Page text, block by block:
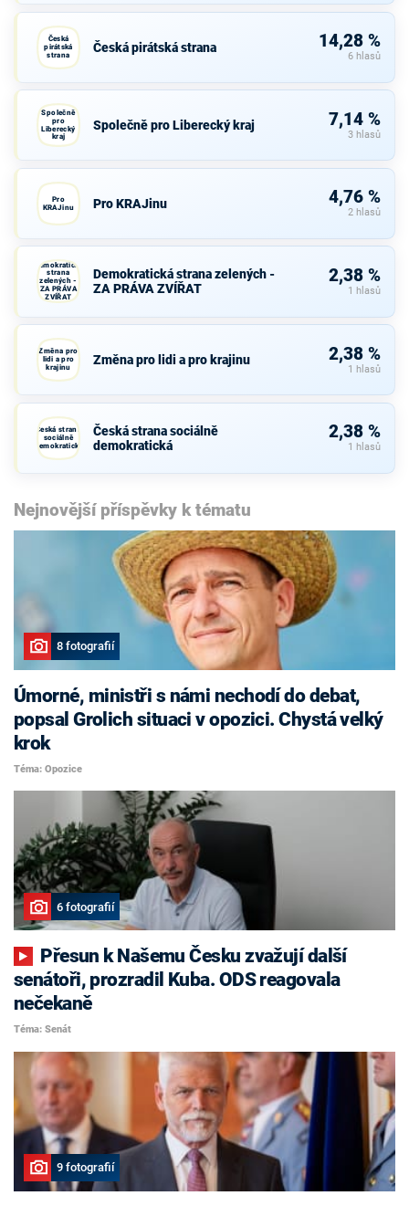
Česká
pirátská
strana
Česká pirátská strana 14,28 %
6 hlasů
Společně
pro
Liberecký
kraj
Společně pro Liberecký kraj 7,14 %
3 hlasů
Pro
KRAJinu
Pro KRAJinu 4,76 %
2 hlasů
Demokratická
strana
zelených -
ZA PRÁVA
ZVÍŘAT
Demokratická strana zelených -
ZA PRÁVA ZVÍŘAT
2,38 %
1 hlasů
Změna pro
lidi a pro
krajinu
Změna pro lidi a pro krajinu 2,38 %
1 hlasů
Česká strana
sociálně
demokratická
Česká strana sociálně
demokratická
2,38 %
1 hlasů
Nejnovější příspěvky k tématu
8 fotografií
Úmorné, ministři s námi nechodí do debat,
popsal Grolich situaci v opozici. Chystá velký
krok
Téma: Opozice
6 fotografií
senátoři, prozradil Kuba. ODS reagovala
nečekaně
Téma: Senát
9 fotografií